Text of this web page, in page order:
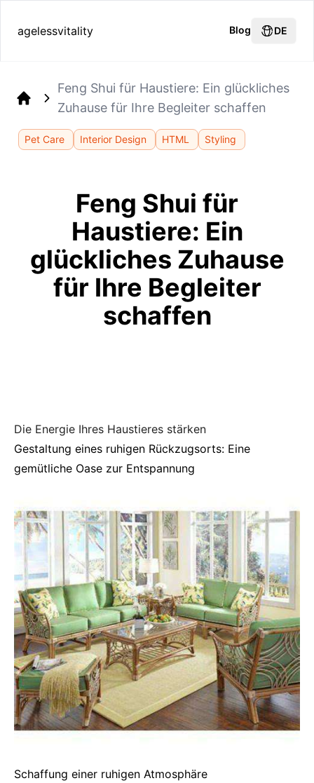
agelessvitality Blog DE
Feng Shui für Haustiere: Ein glückliches
Zuhause für Ihre Begleiter schaffen
Pet Care Interior Design HTML Styling
Feng Shui für
Haustiere: Ein
glückliches Zuhause
für Ihre Begleiter
schaffen
Die Energie Ihres Haustieres stärken
Gestaltung eines ruhigen Rückzugsorts: Eine
gemütliche Oase zur Entspannung
Schaffung einer ruhigen Atmosphäre